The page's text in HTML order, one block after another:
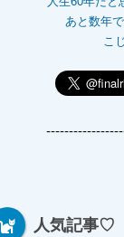
あと数年
こ
人気記事♡